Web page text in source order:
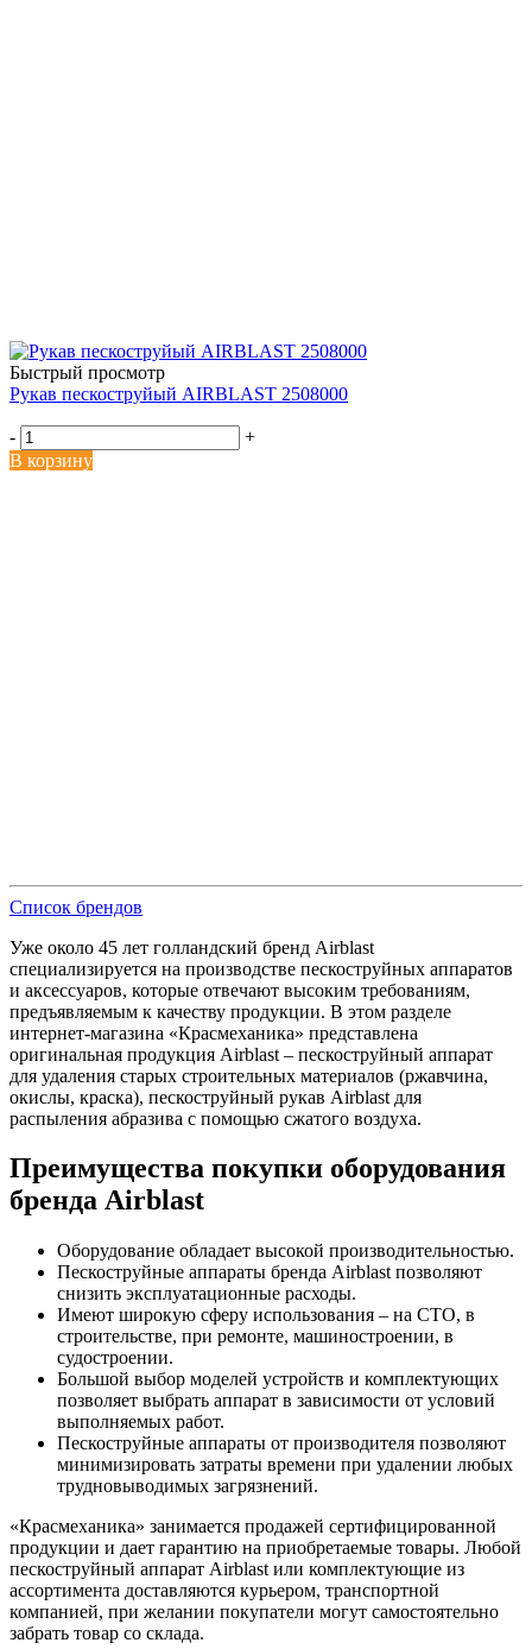
Быстрый просмотр
Рукав пескоструйый AIRBLAST 2508000
-
+
В корзину
Список брендов
Уже около 45 лет голландский бренд Airblast
специализируется на производстве пескоструйных аппаратов
и аксессуаров, которые отвечают высоким требованиям,
предъявляемым к качеству продукции. В этом разделе
интернет-магазина «Красмеханика» представлена
оригинальная продукция Airblast – пескоструйный аппарат
для удаления старых строительных материалов (ржавчина,
окислы, краска), пескоструйный рукав Airblast для
распыления абразива с помощью сжатого воздуха.
Преимущества покупки оборудования
бренда Airblast
Оборудование обладает высокой производительностью.
Пескоструйные аппараты бренда Airblast позволяют
снизить эксплуатационные расходы.
Имеют широкую сферу использования – на СТО, в
строительстве, при ремонте, машиностроении, в
судостроении.
Большой выбор моделей устройств и комплектующих
позволяет выбрать аппарат в зависимости от условий
выполняемых работ.
Пескоструйные аппараты от производителя позволяют
минимизировать затраты времени при удалении любых
трудновыводимых загрязнений.
«Красмеханика» занимается продажей сертифицированной
продукции и дает гарантию на приобретаемые товары. Любой
пескоструйный аппарат Airblast или комплектующие из
ассортимента доставляются курьером, транспортной
компанией, при желании покупатели могут самостоятельно
забрать товар со склада.